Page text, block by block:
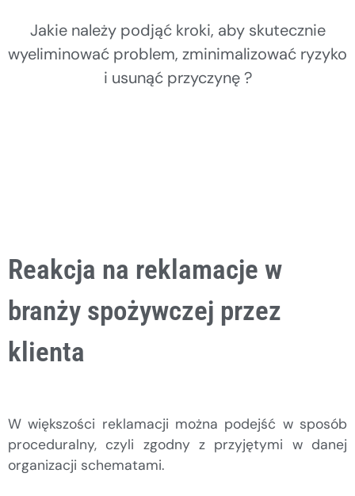
Jakie należy podjąć kroki, aby skutecznie
wyeliminować problem, zminimalizować ryzyko
i usunąć przyczynę ?
Reakcja na reklamacje w
branży spożywczej przez
klienta
W większości reklamacji można podejść w sposób
proceduralny, czyli zgodny z przyjętymi w danej
organizacji schematami.